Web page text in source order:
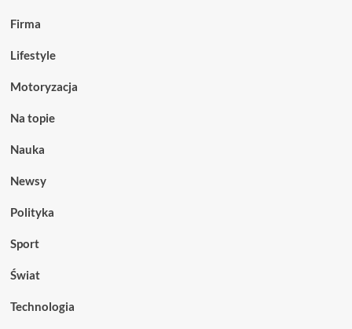
Firma
Lifestyle
Motoryzacja
Na topie
Nauka
Newsy
Polityka
Sport
Świat
Technologia